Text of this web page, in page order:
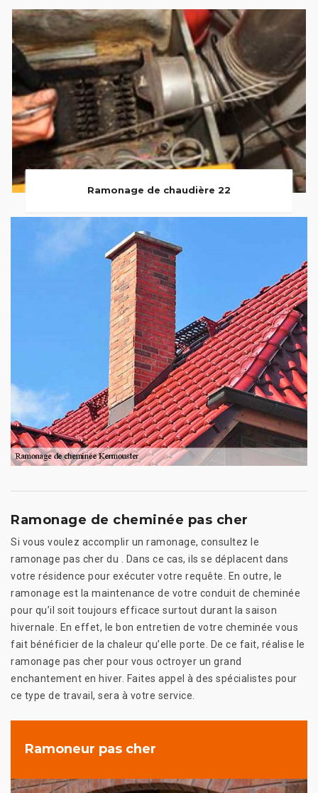
Ramonage de chaudière 22
Ramonage de cheminée pas cher
Si vous voulez accomplir un ramonage, consultez le
ramonage pas cher du . Dans ce cas, ils se déplacent dans
votre résidence pour exécuter votre requête. En outre, le
ramonage est la maintenance de votre conduit de cheminée
pour qu’il soit toujours efficace surtout durant la saison
hivernale. En effet, le bon entretien de votre cheminée vous
fait bénéficier de la chaleur qu’elle porte. De ce fait, réalise le
ramonage pas cher pour vous octroyer un grand
enchantement en hiver. Faites appel à des spécialistes pour
ce type de travail, sera à votre service.
Ramoneur pas cher